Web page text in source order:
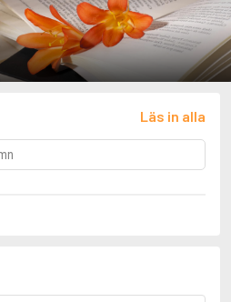
Läs in alla